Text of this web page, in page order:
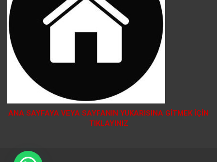
ANA SAYFAYA VEYA SAYFANIN YUKARISINA GİTMEK İÇİN
TIKLAYINIZ